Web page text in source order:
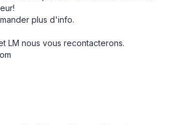
plus d'info.
LM nous vous recontacterons.